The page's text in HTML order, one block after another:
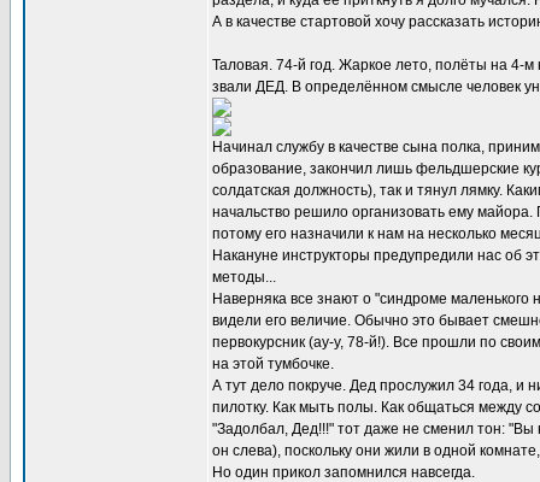
А в качестве стартовой хочу рассказать
Таловая. 74-й год. Жаркое лето, полёты на 4-
звали ДЕД. В определённом смысле человек
Начинал службу в качестве сына полка,
образование, закончил лишь фельдшерские
солдатская должность), так и тянул лямку.
начальство решило организовать ему
потому его назначили к нам на несколько
Накануне инструкторы предупредили нас об
методы...
Наверняка все знают о "синдроме
видели его величие. Обычно это бывает
первокурсник (ау-у, 78-й!). Все прошли по
на этой тумбочке.
А тут дело покруче. Дед прослужил 34 года,
пилотку. Как мыть полы. Как общаться между
"Задолбал, Дед!!!" тот даже не сменил тон:
он слева), поскольку они жили в одной
Но один прикол запомнился навсегда.